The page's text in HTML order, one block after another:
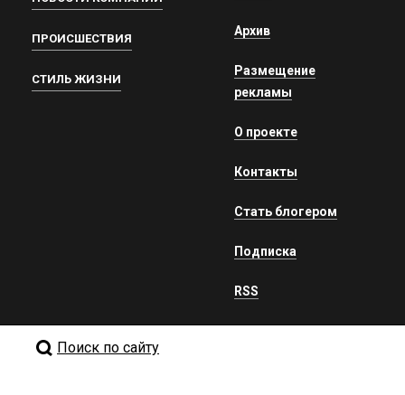
ПРОИСШЕСТВИЯ
СТИЛЬ ЖИЗНИ
Архив
Размещение
рекламы
О проекте
Контакты
Стать блогером
Подписка
RSS
Поиск по сайту